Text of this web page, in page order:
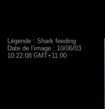
Légende : Shark feeding
Date de l’image : 10/06/03
10:22:08 GMT+11:00